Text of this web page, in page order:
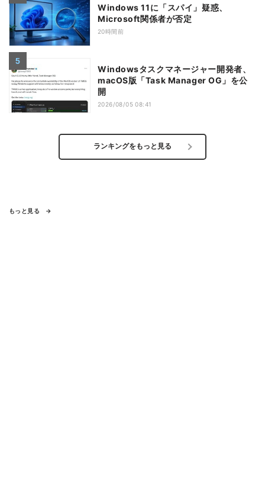
Windows 11に「スパイ」疑惑、
Microsoft関係者が否定
20時間前
Windowsタスクマネージャー開発者、
macOS版「Task Manager OG」を公
開
2026/08/05 08:41
ランキングをもっと見る
もっと見る